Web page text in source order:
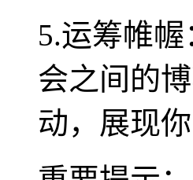
5.运筹帷
会之间的
动，展现